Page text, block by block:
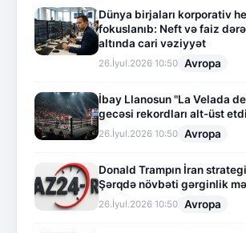
Dünya birjaları korporativ
fokuslanıb: Neft və faiz
altında cari vəziyyət
26.İyul.2026 10:50 Avropa
İbay Llanosun "La Velada
gecəsi rekordları alt-üst etdi
26.İyul.2026 10:50 Avropa
Donald Trampın İran
Şərqdə növbəti gərginlik
26.İyul.2026 10:50 Avropa